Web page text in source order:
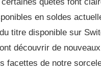
en soldes
titre disponible sur
découvrir de
facettes de notre